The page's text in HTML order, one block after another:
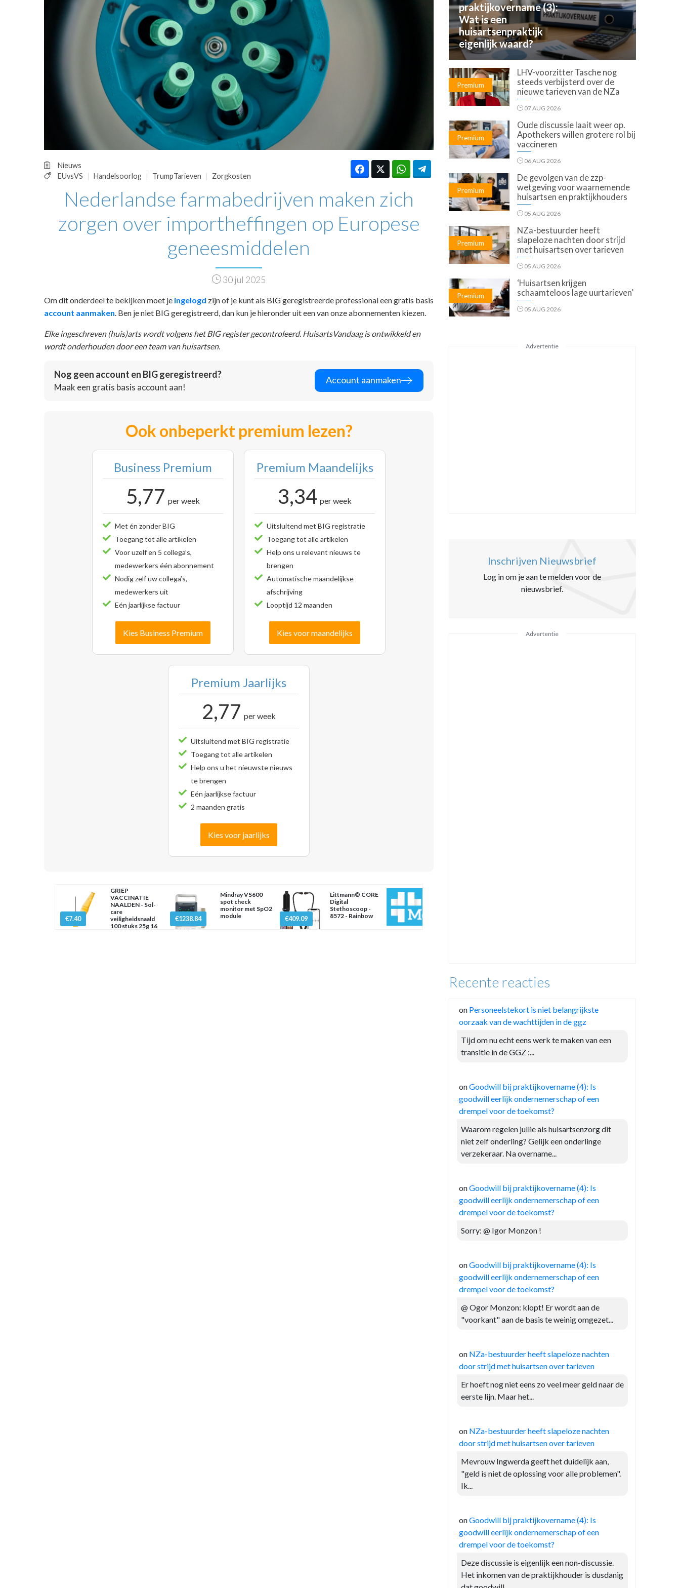
OPINIE
HUISARTSENPOST
PRAKTIJKZAKEN
TARIEVEN
VPHUISARTSEN
MEDISCHE VAKHANDEL
INLOGGEN
REGISTRATIE
Nieuws
EUvsVS
Handelsoorlog TrumpTarieven Zorgkosten
Nederlandse farmabedrijven maken zich
zorgen over importheffingen op Europese
geneesmiddelen
30 jul 2025
Om dit onderdeel te bekijken moet je ingelogd zijn of je kunt als BIG geregistreerde professional een gratis basis
account aanmaken . Ben je niet BIG geregistreerd, dan kun je hieronder uit een van onze abonnementen kiezen.
Elke ingeschreven (huis)arts wordt volgens het BIG register gecontroleerd. HuisartsVandaag is ontwikkeld en
wordt onderhouden door een team van huisartsen.
Nog geen account en BIG geregistreerd?
Maak een gratis basis account aan!
Account aanmaken
Ook onbeperkt premium lezen?
Business Premium
5,77 per week
Met én zonder BIG
Toegang tot alle artikelen
Voor uzelf en 5 collega’s,
medewerkers één abonnement
Nodig zelf uw collega’s,
medewerkers uit
Eén jaarlijkse factuur
Kies Business Premium
Premium Maandelijks
3,34 per week
Uitsluitend met BIG registratie
Toegang tot alle artikelen
Help ons u relevant nieuws te
brengen
Automatische maandelijkse
afschrijving
Looptijd 12 maanden
Kies voor maandelijks
Premium Jaarlijks
2,77 per week
Uitsluitend met BIG registratie
Toegang tot alle artikelen
Help ons u het nieuwste nieuws
te brengen
Eén jaarlijkse factuur
2 maanden gratis
Kies voor jaarlijks
€7.40
GRIEP
VACCINATIE
NAALDEN - Sol-
care
veiligheidsnaald
100 stuks 25g 16
€1238.84
Mindray VS600
spot check
monitor met SpO2
module
€409.09
Littmann® CORE
Digital
Stethoscoop -
8572 - Rainbow
praktijkovername (3):
Wat is een
huisartsenpraktijk
eigenlijk waard?
Premium
LHV-voorzitter Tasche nog
steeds verbijsterd over de
nieuwe tarieven van de NZa
07 AUG 2026
Premium
Oude discussie laait weer op.
Apothekers willen grotere rol bij
vaccineren
06 AUG 2026
Premium
De gevolgen van de zzp-
wetgeving voor waarnemende
huisartsen en praktijkhouders
05 AUG 2026
Premium
NZa-bestuurder heeft
slapeloze nachten door strijd
met huisartsen over tarieven
05 AUG 2026
Premium
‘Huisartsen krijgen
schaamteloos lage uurtarieven’
05 AUG 2026
Advertentie
Inschrijven Nieuwsbrief
Log in om je aan te melden voor de
nieuwsbrief.
Advertentie
Recente reacties
on Personeelstekort is niet belangrijkste
oorzaak van de wachttijden in de ggz
Tijd om nu echt eens werk te maken van een
transitie in de GGZ :...
onGoodwill bij praktijkovername (4): Is
goodwill eerlijk ondernemerschap of een
drempel voor de toekomst?
Waarom regelen jullie als huisartsenzorg dit
niet zelf onderling? Gelijk een onderlinge
verzekeraar. Na overname...
onGoodwill bij praktijkovername (4): Is
goodwill eerlijk ondernemerschap of een
drempel voor de toekomst?
Sorry: @ Igor Monzon !
onGoodwill bij praktijkovername (4): Is
goodwill eerlijk ondernemerschap of een
drempel voor de toekomst?
@ Ogor Monzon: klopt! Er wordt aan de
"voorkant" aan de basis te weinig omgezet...
on NZa-bestuurder heeft slapeloze nachten
door strijd met huisartsen over tarieven
Er hoeft nog niet eens zo veel meer geld naar de
eerste lijn. Maar het...
on NZa-bestuurder heeft slapeloze nachten
door strijd met huisartsen over tarieven
Mevrouw Ingwerda geeft het duidelijk aan,
"geld is niet de oplossing voor alle problemen".
Ik...
onGoodwill bij praktijkovername (4): Is
goodwill eerlijk ondernemerschap of een
drempel voor de toekomst?
Deze discussie is eigenlijk een non-discussie.
Het inkomen van de praktijkhouder is dusdanig